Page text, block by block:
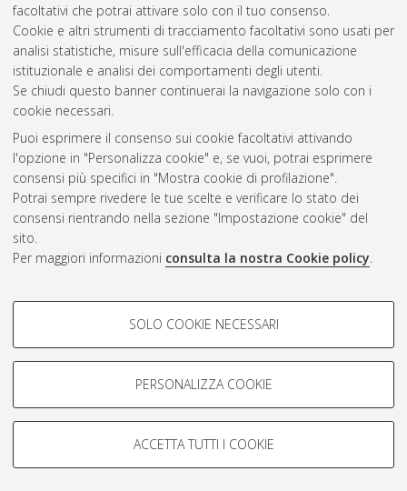
facoltativi che potrai attivare solo con il tuo consenso.
Cookie e altri strumenti di tracciamento facoltativi sono usati per
analisi statistiche, misure sull'efficacia della comunicazione
istituzionale e analisi dei comportamenti degli utenti.
Se chiudi questo banner continuerai la navigazione solo con i
cookie necessari.
Puoi esprimere il consenso sui cookie facoltativi attivando
l'opzione in "Personalizza cookie" e, se vuoi, potrai esprimere
consensi più specifici in "Mostra cookie di profilazione".
Potrai sempre rivedere le tue scelte e verificare lo stato dei
consensi rientrando nella sezione "Impostazione cookie" del
sito.
Per maggiori informazioni consulta la nostra Cookie policy.
COOKIE DI PROFILAZIONE -
Si tratta di cookie utilizzati per analizzare le caratteristiche della
navigazione degli utenti, creare profili in base al loro comportamento
Mostra cookie di profilazione
COOKIE TECNICI - NECESSARI
SOLO COOKIE NECESSARI
PERSONALIZZA COOKIE
ACCETTA TUTTI I COOKIE
Gestione del documento:
Atom
Rss 1.0
Rss 2.0
AMS Laurea
Impostazioni Cookie
Informativa sulla privacy
Condizioni d’uso del sito